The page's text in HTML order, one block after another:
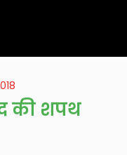
की शपथ